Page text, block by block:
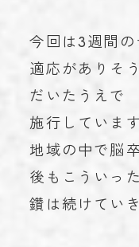
今回は3週間の
適応がありそ
だいたうえで
施行していま
地域の中で脳
後もこういっ
鑽は続けてい